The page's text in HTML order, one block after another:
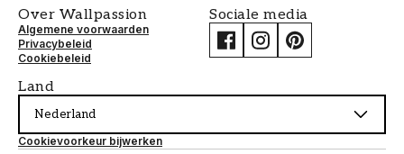
Over Wallpassion
Algemene voorwaarden
Privacybeleid
Cookiebeleid
Sociale media
Land
Nederland
Cookievoorkeur bijwerken